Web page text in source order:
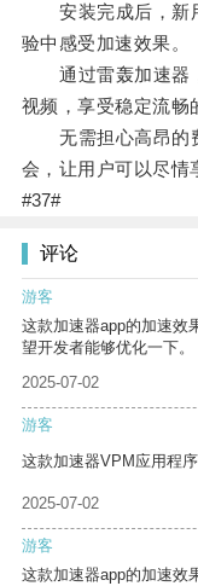
安装完成后，新用
验中感受加速效果。
通过雷轰加速器，
视频，享受稳定流畅
无需担心高昂的费
会，让用户可以尽情
#37#
评论
游客
这款加速器app的加速效
望开发者能够优化一下。
2025-07-02
游客
这款加速器VPM应用程
2025-07-02
游客
这款加速器app的加速效